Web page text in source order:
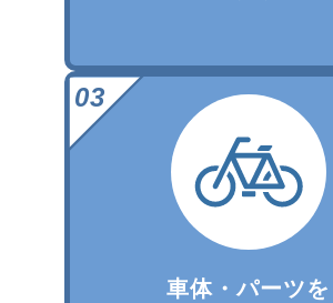
車体・パーツを